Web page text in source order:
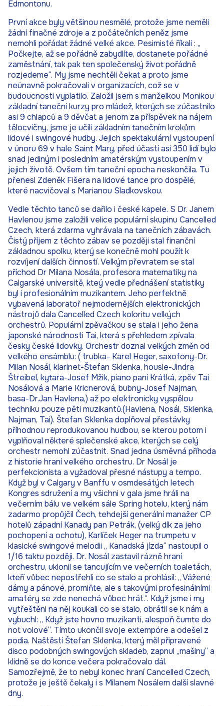
Edmontonu.
První akce byly většinou nesmělé, protože jsme neměli
žádní finačné zdroje a z počátečních peněz jsme
nemohli pořádat žádné velké akce. Pesimisté říkali : „
Počkejte, až se pořádně zabydlíte, dostanete pořádné
zaměstnání, tak pak ten společenský život pořádně
rozjedeme“. My jsme nechtěli čekat a proto jsme
neúnavně pokračovali v organizacích, což se v
budoucnosti vyplatilo. Založil jsem s manželkou Monikou
základní taneční kurzy pro mládež, kterých se zúčastnilo
asi 9 chlapců a 9 děvčat a jenom za příspěvek na nájem
tělocvičny, jsme je učili základním tanečním krokům
lidové i swingové hudby. Jejich spektakulární vystoupení
v únoru 69 v hale Saint Mary, před účastí asi 350 lidí bylo
snad jediným i posledním amatérským vystoupením v
jejich životě. Ovšem tím taneční epocha neskončila. Tu
přenesl Zdeněk Fišera na lidové tance pro dospělé,
které nacvičoval s Marianou Sladkovskou.
Vedle těchto tanců se dařilo i české kapele. S Dr. Janem
Havlenou jsme založili velice populární skupinu Cancelled
Czech, která zdarma vyhrávala na tanečních zábavách.
Čistý příjem z těchto zábav se později stal finanční
základnou spolku, který se konečně mohl použít k
rozvíjení dalších činností. Velkým převratem se stal
příchod Dr Milana Nosála, profesora matematiky na
Calgarské universitě, kteý vedle přednášení statistiky
byl i profesionálním muzikantem. Jeho perfektně
vybavená laboratoř nejmodernějších elektronických
nástrojů dala Cancelled Czech koloritu velkých
orchestrů. Populární zpěvačkou se stala i jeho žena
japonské národnosti Tai, která s přehledem zpívala
česky české lidovky. Orchestr doznal velkých změn od
velkého ensámblu: ( trubka- Karel Heger, saxofony-Dr.
Milan Nosál, klarinet-Štefan Sklenka, housle-Jindra
Štreibel, kytara-Josef Mžik, piano paní Krátká, zpěv Tai
Nosálová a Marie Kricnerová, bubny-Josef Najman,
basa-Dr.Jan Havlena,) až po elektronicky vyspělou
techniku pouze pěti muzikantů.(Havlena, Nosál, Sklenka,
Najman, Tai). Štefan Sklenka doplňoval přestávky
příhodnou reprodukovanou hudbou, se kterou potom i
vyplňoval některé splečenské akce, kterých se celý
orchestr nemohl zúčastnit. Snad jedna úsměvná příhoda
z historie hraní velkého orchestru. Dr Nosál je
perfekcionista a vyžadoval přesné nástupy a tempo.
Když byl v Calgary v Banffu v osmdesátých letech
Kongres sdružení a my všichni v gala jsme hráli na
večerním bálu ve velkém sále Spring hotelu, který nám
zadarmo propůjčil Čech, tehdejší generální manažer CP
hotelů západní Kanady pan Petrák, (velký dík za jeho
pochopení a ochotu), Karlíček Heger na trumpetu v
klasické swingové melodii „ Kanadská jízda“ nastoupil o
1/16 taktu později. Dr. Nosál zastavil rázně hraní
orchestru, uklonil se tancujícím ve večerních toaletách,
kteří vůbec nepostřehli co se stalo a prohlásil: „ Vážené
dámy a pánové, promiňte, ale s takovými profesinálními
amatéry se zde nenechá vůbec hrát.“. Když jsme i my
vytřeštěni na něj koukali co se stalo, obrátil se k nám a
vybuchl: „ Když jste hovno muzikanti, alespoň čumte do
not volové“. Tímto ukončil svoje extempóre a odešel z
podia. Naštěstí Štefan Sklenka, který měl připravené
disco podobných swingových skladeb, zapnul „mašiny“ a
klidně se do konce večera pokračovalo dál.
Samozřejmě, že to nebyl konec hraní Cancelled Czech,
protože je ještě čekaly i s Milanem Nosálem další slavné
dny.